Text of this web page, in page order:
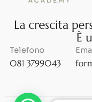
La crescita per
È u
Telefono
081 3799043